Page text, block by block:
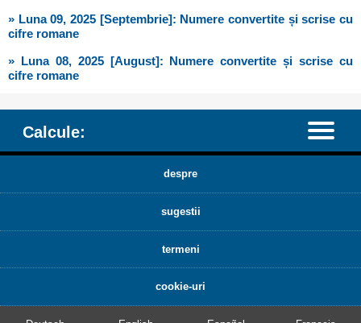
» Luna 09, 2025 [Septembrie]: Numere convertite și scrise cu
cifre romane
» Luna 08, 2025 [August]: Numere convertite și scrise cu
cifre romane
Calcule:
despre
sugestii
termeni
cookie-uri